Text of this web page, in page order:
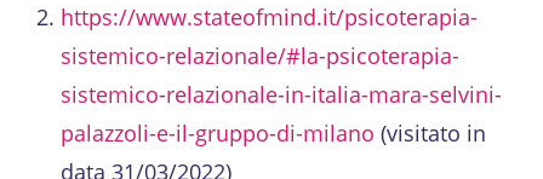
https://www.stateofmind.it/psicoterapia-
sistemico-relazionale/#la-psicoterapia-
sistemico-relazionale-in-italia-mara-selvini-
palazzoli-e-il-gruppo-di-milano (visitato in
data 31/03/2022)